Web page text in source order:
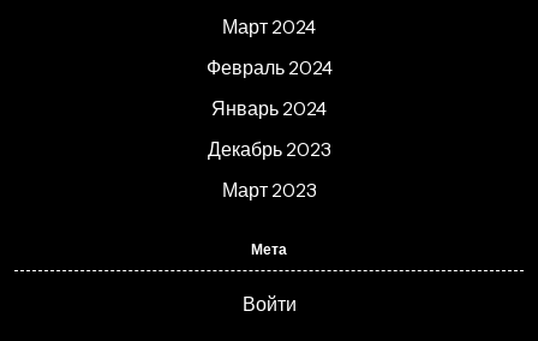
Март 2024
Февраль 2024
Январь 2024
Декабрь 2023
Март 2023
Мета
Войти